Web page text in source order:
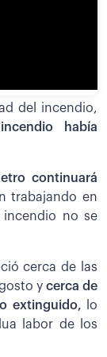
del incendio,
había
continuará
trabajando en
incendio no se
cerca de las
y cerca de
extinguido,
lo
labor de los